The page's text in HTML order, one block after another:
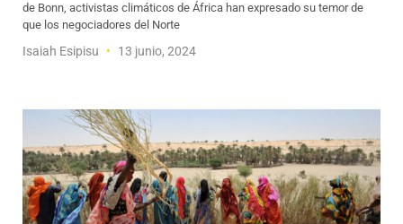
de Bonn, activistas climáticos de África han expresado su temor de
que los negociadores del Norte
Isaiah Esipisu 13 junio, 2024